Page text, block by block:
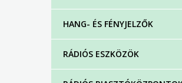
HANG- ÉS FÉNYJELZŐK
RÁDIÓS ESZKÖZÖK